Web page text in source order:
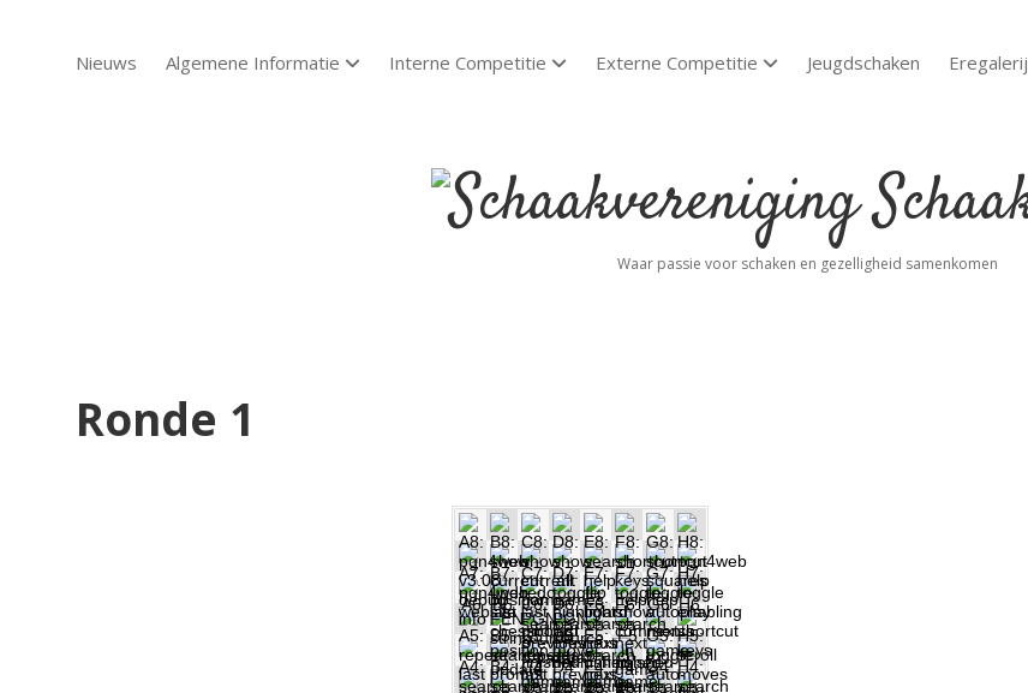
Nieuws Algemene Informatie open dropdown menu
Interne Competitie open dropdown menu
Externe Competitie open dropdown menu
Jeugdschaken Eregalerij
Schaakvereniging
SchaakwoudeWaar passie voor schaken en gezelligheid samenkomen
Ronde 1